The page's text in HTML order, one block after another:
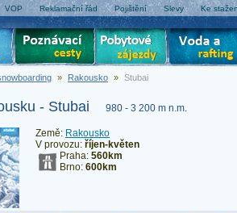
VOP Reklamační řád Pojištění Slevy Ke
» Rakousko » Stubai
- Stubai 980 - 3 200 m n.m.
Země: Rakousko
V provozu: říjen-květen
Praha: 560km
Brno: 600km